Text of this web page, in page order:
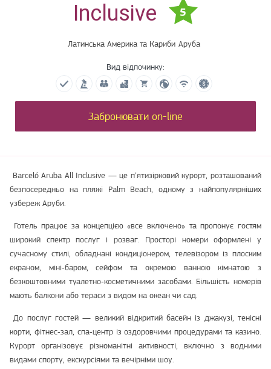
Inclusive
5
Латинська Америка та Кариби Аруба
Вид відпочинку:
Забронювати on-line
Barceló Aruba All Inclusive — це п’ятизірковий курорт, розташований
безпосередньо на пляжі Palm Beach, одному з найпопулярніших
узбереж Аруби.
Готель працює за концепцією «все включено» та пропонує гостям
широкий спектр послуг і розваг. Просторі номери оформлені у
сучасному стилі, обладнані кондиціонером, телевізором із плоским
екраном, міні‑баром, сейфом та окремою ванною кімнатою з
безкоштовними туалетно‑косметичними засобами. Більшість номерів
мають балкони або тераси з видом на океан чи сад.
До послуг гостей — великий відкритий басейн із джакузі, тенісні
корти, фітнес‑зал, спа‑центр із оздоровчими процедурами та казино.
Курорт організовує різноманітні активності, включно з водними
видами спорту, екскурсіями та вечірніми шоу.